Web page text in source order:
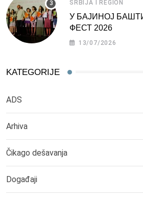
SRBIJA I REGION
У БАЈИНОЈ
ФЕСТ 2026
13/07/2026
KATEGORIJE
ADS
Arhiva
Čikago dešavanja
Događaji